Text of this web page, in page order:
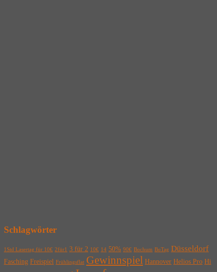
Schlagwörter
1Std Lasertag für 10€ 2für1 3 für 2 10€ 14 50% 90€ Bochum BoTag Düsseldorf
Fasching Freispiel Frühlingsflat Gewinnspiel Hannover Helios Pro Hi